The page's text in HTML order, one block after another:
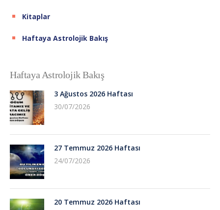
Kitaplar
Haftaya Astrolojik Bakış
Haftaya Astrolojik Bakış
3 Ağustos 2026 Haftası
30/07/2026
27 Temmuz 2026 Haftası
24/07/2026
20 Temmuz 2026 Haftası